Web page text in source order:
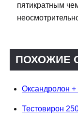
пятикратным
ПОХОЖИЕ
Оксандролон +
Тестовирон